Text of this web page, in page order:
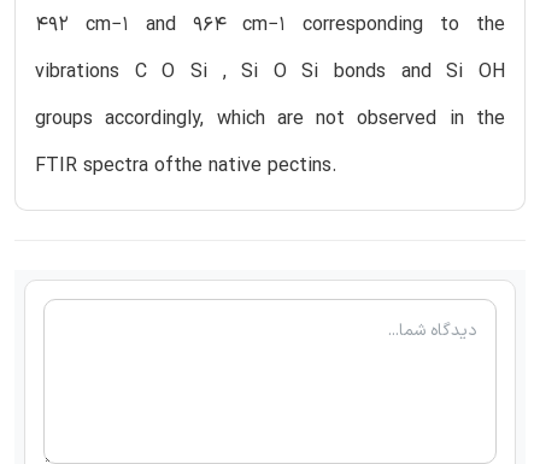
492 cm−1 and 964 cm−1 corresponding to the
vibrations C O Si , Si O Si bonds and Si OH
groups accordingly, which are not observed in the
FTIR spectra ofthe native pectins.